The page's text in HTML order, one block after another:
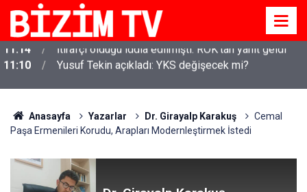
11:10 Yusuf Tekin açıkladı: YKS değişecek mi?
Anasayfa Yazarlar Dr. Girayalp Karakuş
Cemal
Paşa Ermenileri Korudu, Arapları Modernleştirmek İstedi